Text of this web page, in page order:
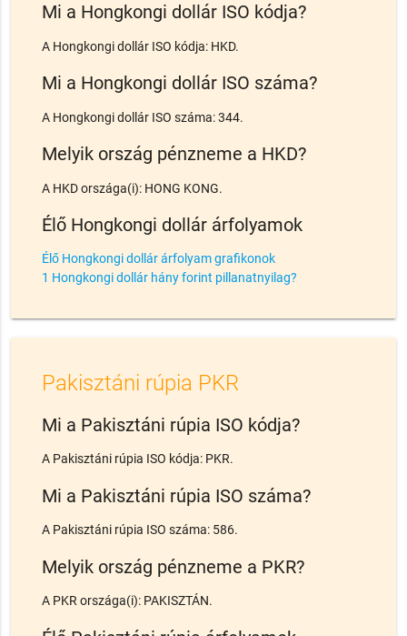
Mi a Hongkongi dollár ISO kódja?
A Hongkongi dollár ISO kódja: HKD.
Mi a Hongkongi dollár ISO száma?
A Hongkongi dollár ISO száma: 344.
Melyik ország pénzneme a HKD?
A HKD országa(i): HONG KONG.
Élő Hongkongi dollár árfolyamok
Élő Hongkongi dollár árfolyam grafikonok
1 Hongkongi dollár hány forint pillanatnyilag?
Pakisztáni rúpia PKR
Mi a Pakisztáni rúpia ISO kódja?
A Pakisztáni rúpia ISO kódja: PKR.
Mi a Pakisztáni rúpia ISO száma?
A Pakisztáni rúpia ISO száma: 586.
Melyik ország pénzneme a PKR?
A PKR országa(i): PAKISZTÁN.